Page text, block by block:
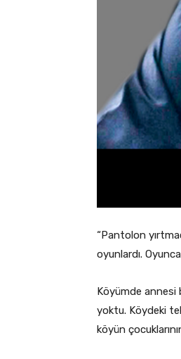
“Pantolon
oyunlardı.
Köyümde annesi
yoktu. Köydeki
köyün